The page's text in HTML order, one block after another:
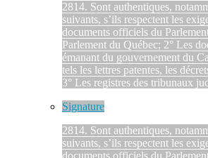
2814. Sont authentiques,
suivants, s’ils respectent les
documents officiels du
Parlement du Québec; 2° Les
émanant du gouvernement du
tels les lettres patentes, les
3° Les registres des tribunaux
Signature
2814. Sont authentiques,
suivants, s’ils respectent les